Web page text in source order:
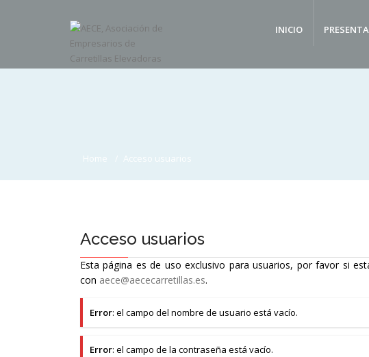
INICIO
Home Acceso usuarios
Acceso usuarios
Esta página es de uso exclusivo para usuarios, por favor si
con aece@aececarretillas.es.
Error: el campo del nombre de usuario está vacío.
Error: el campo de la contraseña está vacío.